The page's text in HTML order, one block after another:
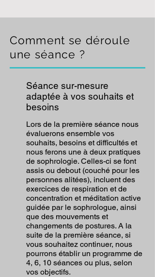
Comment se déroule
une séance ?
Séance sur-mesure
adaptée à vos souhaits et
besoins
Lors de la première séance nous
évaluerons ensemble vos
souhaits, besoins et difficultés et
nous ferons une à deux pratiques
de sophrologie. Celles-ci se font
assis ou debout (couché pour les
personnes alitées), incluent des
exercices de respiration et de
concentration et méditation active
guidée par le sophrologue, ainsi
que des mouvements et
changements de postures. A la
suite de la première séance, si
vous souhaitez continuer, nous
pourrons établir un programme de
4, 6, 10 séances ou plus, selon
vos objectifs.